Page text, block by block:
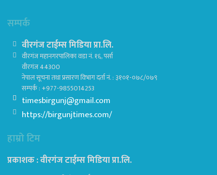
सम्पर्क
वीरगंज टाईम्स मिडिया प्रा.लि.
वीरगंज महानगरपालिका वडा नं. १६, पर्सा
वीरगंज 44300
नेपाल सूचना तथा प्रसारण विभाग दर्ता नं. : ३१०१-०७८/०७९
सम्पर्क : +977-9855014253
timesbirgunj@gmail.com
https://birgunjtimes.com/
हाम्रो टिम
प्रकाशक : वीरगंज टाईम्स मिडिया प्रा‍.लि.